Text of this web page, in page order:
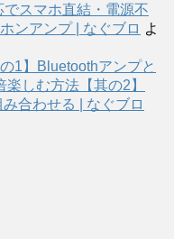
スマホ直結・電源不
ンアンプ | なぐブロ よ
1】Bluetoothアンプと
しむ方法【其の2】
合わせる | なぐブロ